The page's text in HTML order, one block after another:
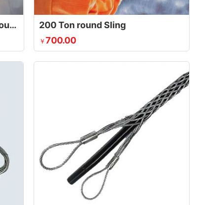
WLL300Tonne Heavy Duty Round Sling 200 Ton round Sling
￥ 700.00